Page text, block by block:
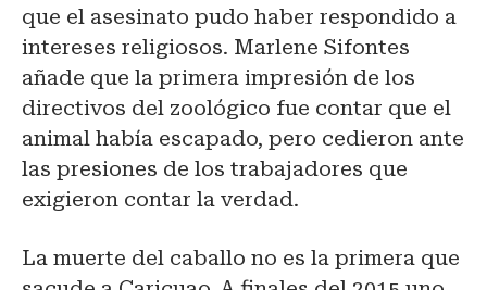
que el asesinato pudo haber respondido a
intereses religiosos. Marlene Sifontes
añade que la primera impresión de los
directivos del zoológico fue contar que el
animal había escapado, pero cedieron ante
las presiones de los trabajadores que
exigieron contar la verdad.
La muerte del caballo no es la primera que